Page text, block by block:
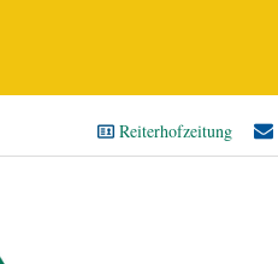
Reiterhofzeitung